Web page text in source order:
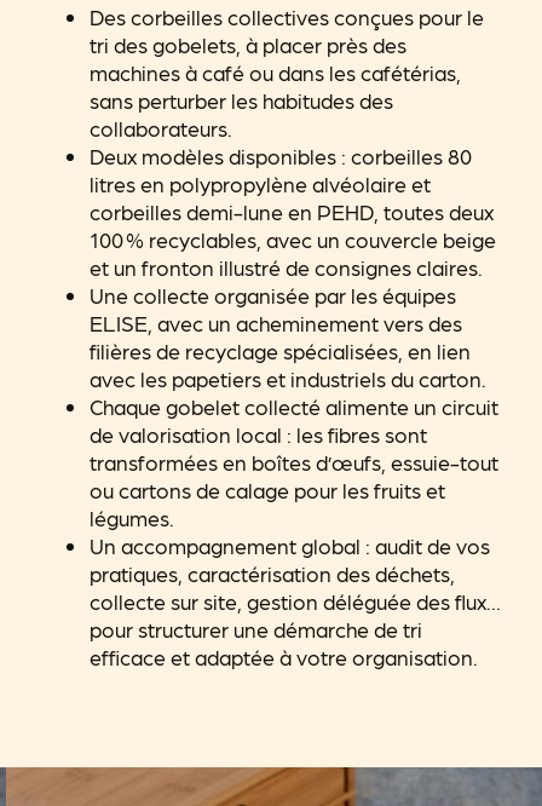
Des corbeilles collectives conçues pour le
tri des gobelets, à placer près des
machines à café ou dans les cafétérias,
sans perturber les habitudes des
collaborateurs.
Deux modèles disponibles : corbeilles 80
litres en polypropylène alvéolaire et
corbeilles demi-lune en PEHD, toutes deux
100 % recyclables, avec un couvercle beige
et un fronton illustré de consignes claires.
Une collecte organisée par les équipes
ELISE, avec un acheminement vers des
filières de recyclage spécialisées, en lien
avec les papetiers et industriels du carton.
Chaque gobelet collecté alimente un circuit
de valorisation local : les fibres sont
transformées en boîtes d’œufs, essuie-tout
ou cartons de calage pour les fruits et
légumes.
Un accompagnement global : audit de vos
pratiques, caractérisation des déchets,
collecte sur site, gestion déléguée des flux…
pour structurer une démarche de tri
efficace et adaptée à votre organisation.